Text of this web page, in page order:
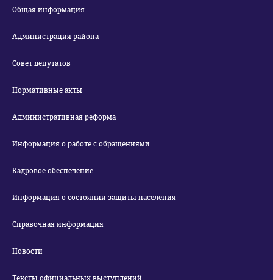
Общая информация
Администрация района
Совет депутатов
Нормативные акты
Административная реформа
Информация о работе с обращениями
Кадровое обеспечение
Информация о состоянии защиты населения
Справочная информация
Новости
Тексты официальных выступлений